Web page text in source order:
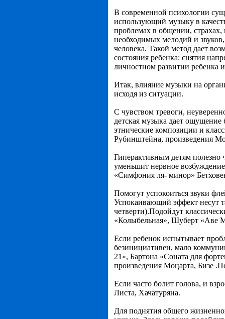
В современной психологии
использующий музыку в
проблемах в общении, страхах,
необходимых мелодий и
человека. Такой метод дает
состояния ребенка: снятия
личностном развитии ребенка
Итак, влияние музыки на
исходя из ситуации.
С чувством тревоги,
детская музыка дает ощущение
этнические композиции и
Рубинштейна, произведения
Гиперактивным детям полезно
уменьшит нервное
«Симфония ля- минор»
Помогут успокоиться звуки
Успокаивающий эффект несут
четверти).Подойдут
«Колыбельная», Шуберт «Аве
Если ребенок испытывает
безинициативен, мало
21», Бартона «Соната для
произведения Моцарта, Бизе
Если часто болит голова, и
Листа, Хачатуряна.
Для поднятия общего